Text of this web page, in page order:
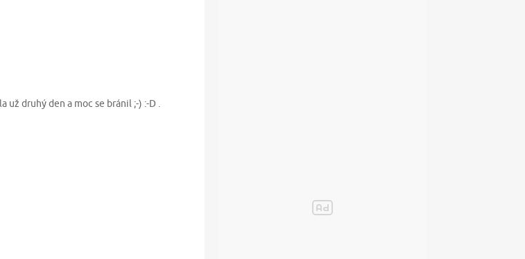
už druhý den a moc se bránil ;-) :-D .